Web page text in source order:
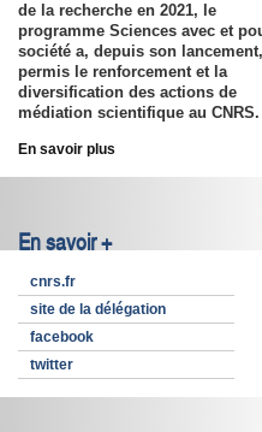
de la recherche en 2021, le
programme Sciences avec et
société a, depuis son lancement,
permis le renforcement et la
diversification des actions de
médiation scientifique au CNRS.
En savoir plus
En savoir +
cnrs.fr
site de la délégation
facebook
twitter